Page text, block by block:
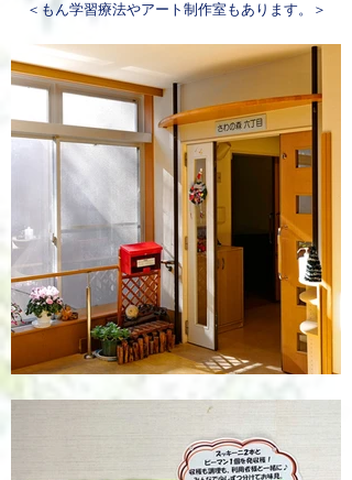
​国の定める配置基準よりも職員の配置を手厚
くし個別ケアを実践できるようなユニットの
つくりになっています。介護職員が痰吸引等
のケアが出来るように認定を受けた看護師が
随時研修を実施しています。
＜もん学習療法やアート制作室もあります。＞